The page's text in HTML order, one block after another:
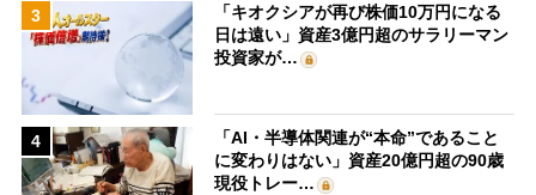
3
「キオクシアが再び株価10万円になる
日は遠い」資産3億円超のサラリーマン
投資家が…
4
「AI・半導体関連が“本命”であること
に変わりはない」資産20億円超の90歳
現役トレー…